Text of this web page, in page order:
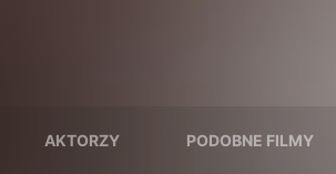
AKTORZY PODOBNE FILMY